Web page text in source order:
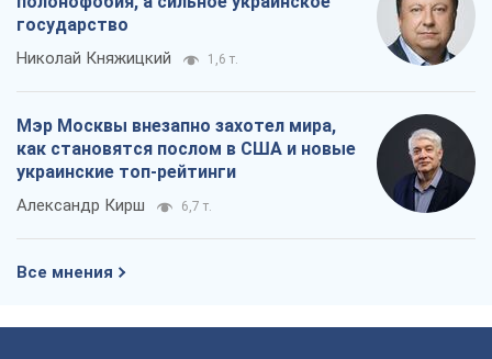
государство
Николай Княжицкий 1,6 т.
Мэр Москвы внезапно захотел мира,
как становятся послом в США и новые
украинские топ-рейтинги
Александр Кирш 6,7 т.
Все мнения